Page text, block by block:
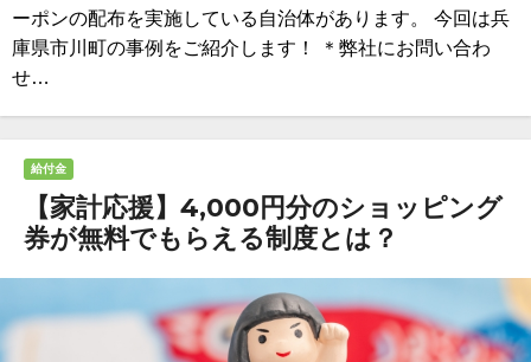
ーポンの配布を実施している自治体があります。 今回は兵
庫県市川町の事例をご紹介します！ ＊弊社にお問い合わ
せ…
給付金
【家計応援】4,000円分のショッピング
券が無料でもらえる制度とは？